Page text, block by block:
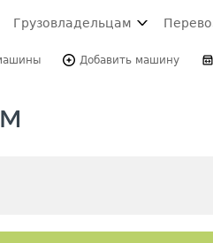
Грузовладельцам
Добавить машину